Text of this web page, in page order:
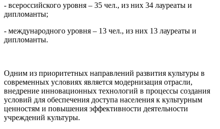
- всероссийского уровня – 35 чел., из них 34 лауреаты и
дипломанты;
- международного уровня – 13 чел., из них 13 лауреаты и
дипломанты.
Одним из приоритетных направлений развития культуры в
современных условиях является модернизация отрасли,
внедрение инновационных технологий в процессы создания
условий для обеспечения доступа населения к культурным
ценностям и повышения эффективности деятельности
учреждений культуры.